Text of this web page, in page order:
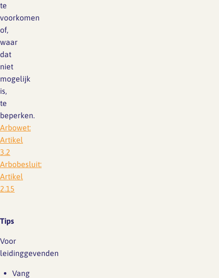
te
voorkomen
of,
waar
dat
niet
mogelijk
is,
te
beperken.
Arbowet:
Artikel
3.2
Arbobesluit:
Artikel
2.15
Tips
Voor
leidinggevenden
Vang